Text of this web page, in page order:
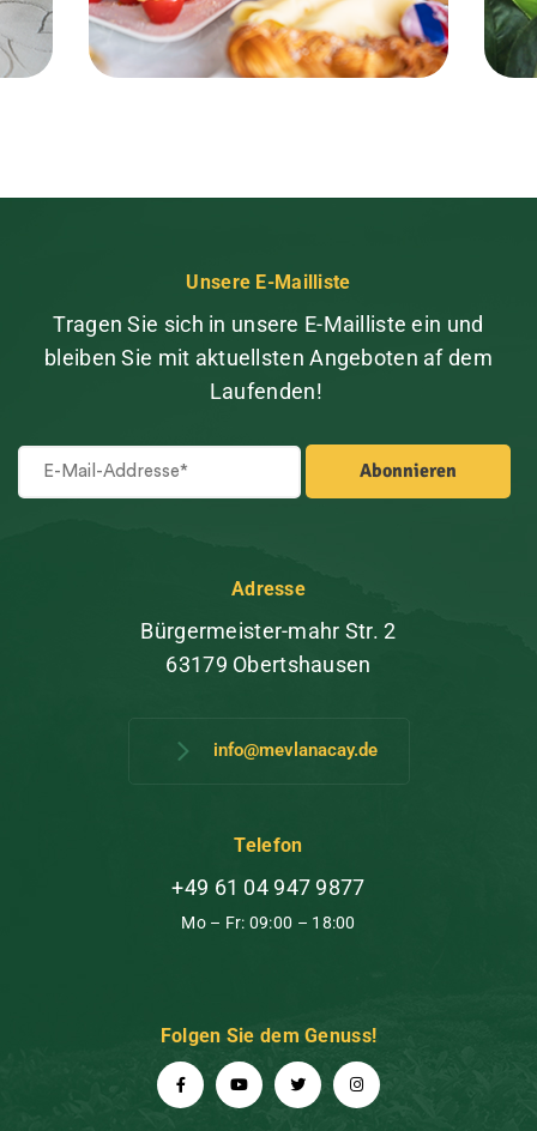
Unsere E-Mailliste
Tragen Sie sich in unsere E-Mailliste ein und
bleiben Sie mit aktuellsten Angeboten af dem
Laufenden!
Adresse
Bürgermeister-mahr Str. 2
63179 Obertshausen
info@mevlanacay.de
Telefon
+49 61 04 947 9877
Mo – Fr: 09:00 – 18:00
Folgen Sie dem Genuss!